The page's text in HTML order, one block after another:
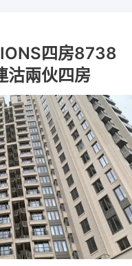
四房8738
兩伙四房